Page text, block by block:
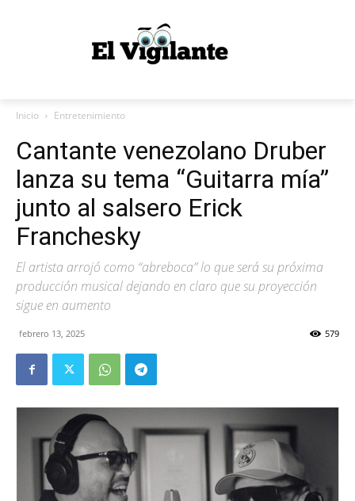
Inicio Entretenimiento
Cantante venezolano Druber
lanza su tema “Guitarra mía”
junto al salsero Erick
Franchesky
El artista arrojó como “abreboca” lo que será su próxima
producción musical dejando en claro que su proyección
sigue en aumento
febrero 13, 2025 579